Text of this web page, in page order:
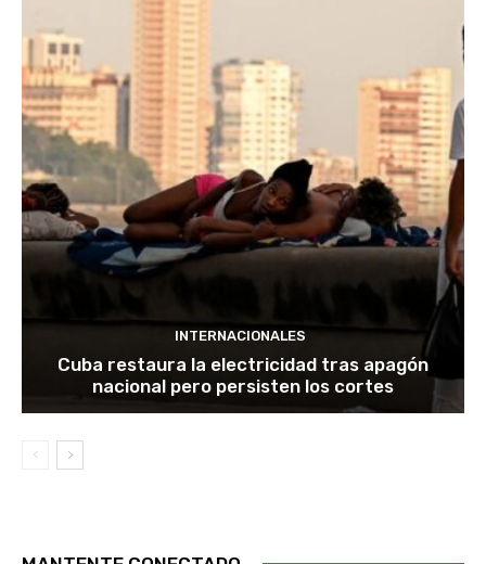
INTERNACIONALES
Cuba restaura la electricidad tras apagón
nacional pero persisten los cortes